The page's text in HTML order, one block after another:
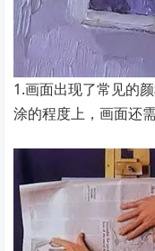
1.画面出现了常见的
涂的程度上，画面还